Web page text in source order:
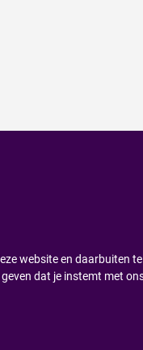
website en daarbuiten
dat je instemt met